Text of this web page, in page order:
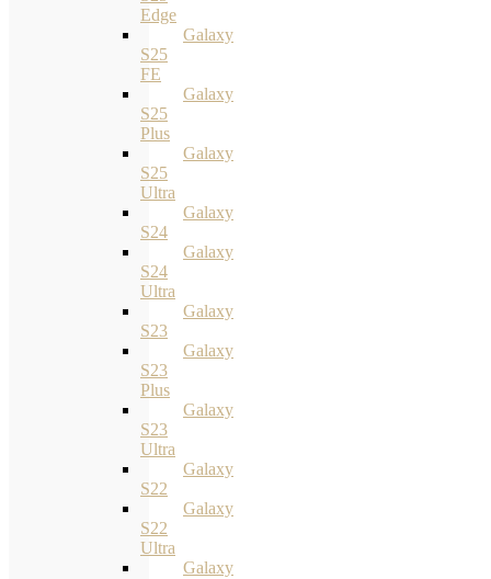
Edge
Galaxy
S25
FE
Galaxy
S25
Plus
Galaxy
S25
Ultra
Galaxy
S24
Galaxy
S24
Ultra
Galaxy
S23
Galaxy
S23
Plus
Galaxy
S23
Ultra
Galaxy
S22
Galaxy
S22
Ultra
Galaxy